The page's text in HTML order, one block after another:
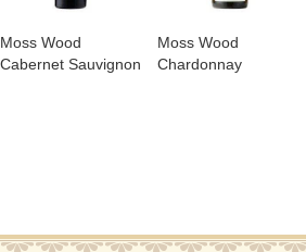
Moss Wood
Cabernet Sauvignon
Moss Wood
Chardonnay